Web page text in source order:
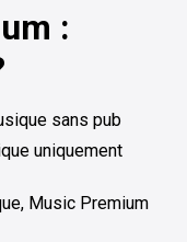
:
sans pub
uniquement
Music Premium